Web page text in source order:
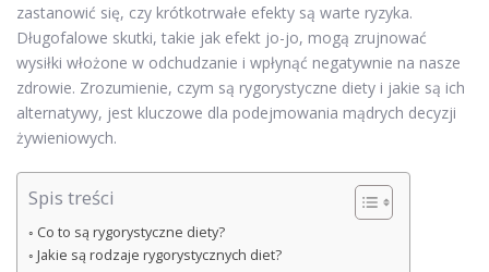
zastanowić się, czy krótkotrwałe efekty są warte ryzyka.
Długofalowe skutki, takie jak efekt jo-jo, mogą zrujnować
wysiłki włożone w odchudzanie i wpłynąć negatywnie na nasze
zdrowie. Zrozumienie, czym są rygorystyczne diety i jakie są ich
alternatywy, jest kluczowe dla podejmowania mądrych decyzji
żywieniowych.
Spis treści
Co to są rygorystyczne diety?
Jakie są rodzaje rygorystycznych diet?